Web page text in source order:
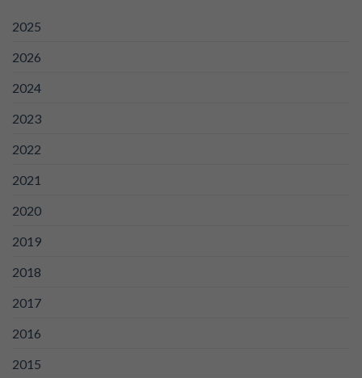
2025
2026
2024
2023
2022
2021
2020
2019
2018
2017
2016
2015